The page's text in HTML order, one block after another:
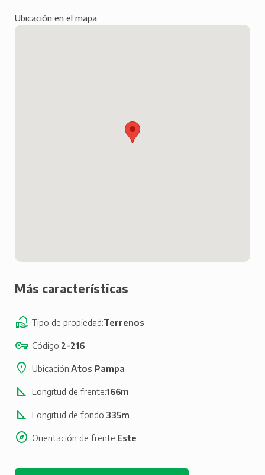
Ubicación en el mapa
Más características
Tipo de propiedad Terrenos
Código 2-216
Ubicación Atos Pampa
Longitud de frente 166m
Longitud de fondo 335m
Orientación de frente Este